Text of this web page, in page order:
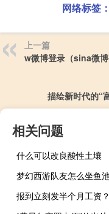
网络标签：
上一篇
w微博登录（sina微博
描绘新时代的“
相关问题
什么可以改良酸性土壤
梦幻西游队友怎么坐鱼